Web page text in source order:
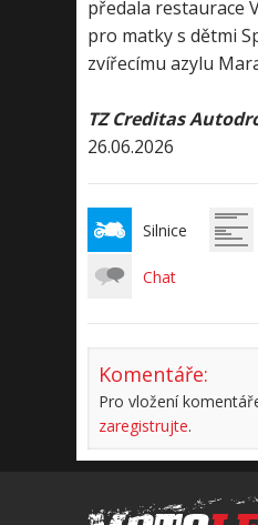
předala restaurace
pro matky s dětmi
zvířecímu azylu
TZ Creditas
26.06.2026
Silnice
Chat
Komentáře:
Pro vložení
zaregistrujte.